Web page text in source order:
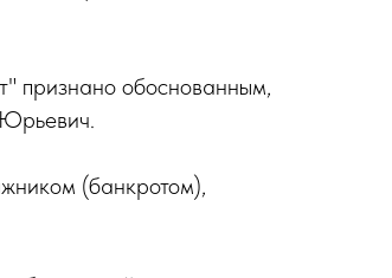
признано обоснованным,
(банкротом),